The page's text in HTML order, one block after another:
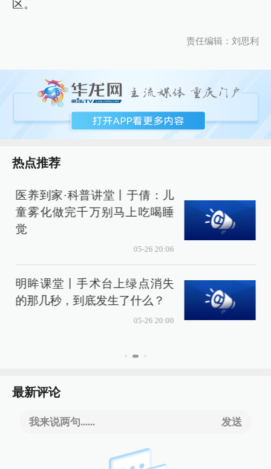
区。
责任编辑：刘思利
热点推荐
医养到家·科普讲堂丨于倩：儿
童雾化做完千万别马上吃喝睡
觉
05-26 20:06
明眸课堂丨手术台上绿点消失
的那几秒，到底发生了什么？
05-26 20:00
最新评论
我来说两句...... 发送